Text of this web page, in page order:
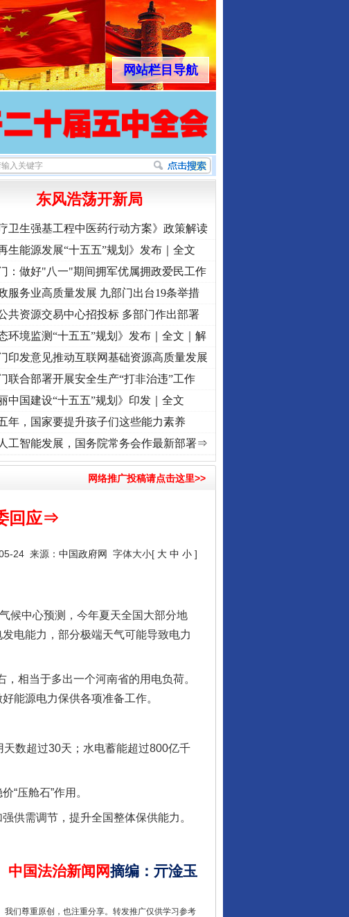
网站栏目导航
牢记初心使命 奋进复兴征程丨红船起航处 潮起..·[视频]
东风浩荡开新局
疗卫生强基工程中医药行动方案》政策解读
再生能源发展“十五五”规划》发布｜全文
：做好"八一"期间拥军优属拥政爱民工作
服务业高质量发展 九部门出台19条举措
共资源交易中心招投标 多部门作出部署
态环境监测“十五五”规划》发布｜全文｜解
印发意见推动互联网基础资源高质量发展
联合部署开展安全生产“打非治违”工作
中国建设“十五五”规划》印发｜全文
年，国家要提升孩子们这些能力素养
工智能发展，国务院常务会作最新部署⇒
网络推广投稿请点击这里>>
回应⇒
24 来源： 中国政府网 字体大小[ 大 中 小 ]
中心预测，今年夏天全国大部分地
电能力，部分极端天气可能导致电力
相当于多出一个河南省的用电负荷。
能源电力保供各项准备工作。
数超过30天；水电蓄能超过800亿千
压舱石”作用。
需调节，提升全国整体保供能力。
中国法治新闻网摘编 ： 亓淦玉
我们尊重原创，也注重分享。转发推广仅供学习参考
行业协会接连发公告
让核能赋能千行百业